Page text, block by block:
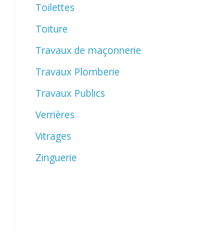
Toilettes
Toiture
Travaux de maçonnerie
Travaux Plomberie
Travaux Publics
Verrières
Vitrages
Zinguerie